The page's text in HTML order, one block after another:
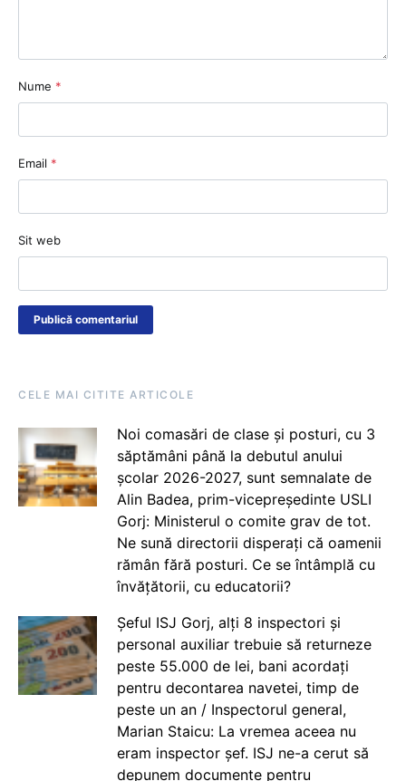
Nume *
Email *
Sit web
CELE MAI CITITE ARTICOLE
Noi comasări de clase și posturi, cu 3
săptămâni până la debutul anului
școlar 2026-2027, sunt semnalate de
Alin Badea, prim-vicepreședinte USLI
Gorj: Ministerul o comite grav de tot.
Ne sună directorii disperați că oamenii
rămân fără posturi. Ce se întâmplă cu
învățătorii, cu educatorii?
Șeful ISJ Gorj, alți 8 inspectori și
personal auxiliar trebuie să returneze
peste 55.000 de lei, bani acordați
pentru decontarea navetei, timp de
peste un an / Inspectorul general,
Marian Staicu: La vremea aceea nu
eram inspector șef. ISJ ne-a cerut să
depunem documente pentru